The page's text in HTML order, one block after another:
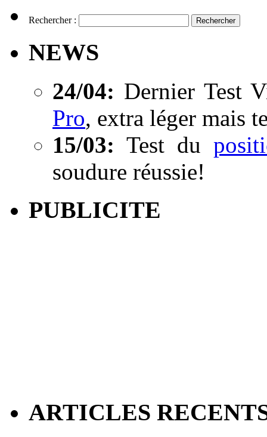
Rechercher :
NEWS
24/04: Dernier Test
Pro, extra léger mais
15/03: Test du
soudure réussie!
PUBLICITE
ARTICLES